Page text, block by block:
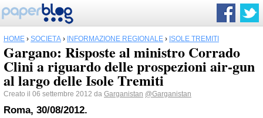
HOME › SOCIETÀ › INFORMAZIONE REGIONALE › ISOLE TREMITI
Gargano: Risposte al ministro Corrado
Clini a riguardo delle prospezioni air-gun
al largo delle Isole Tremiti
Creato il 06 settembre 2012 da Garganistan @Garganistan
Roma, 30/08/2012.